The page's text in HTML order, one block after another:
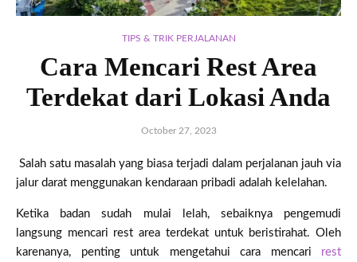
TIPS & TRIK PERJALANAN
Cara Mencari Rest Area
Terdekat dari Lokasi Anda
October 27, 2023
Salah satu masalah yang biasa terjadi dalam perjalanan jauh via
jalur darat menggunakan kendaraan pribadi adalah kelelahan.
Ketika badan sudah mulai lelah, sebaiknya pengemudi
langsung mencari rest area terdekat untuk beristirahat. Oleh
karenanya, penting untuk mengetahui cara mencari rest